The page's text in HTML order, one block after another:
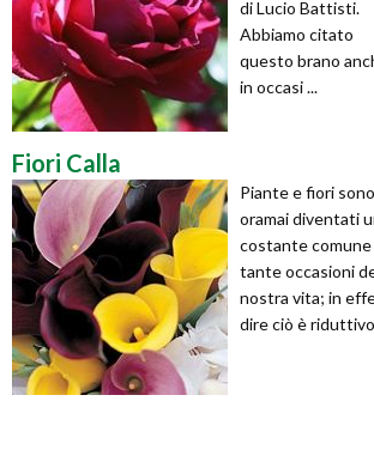
di Lucio Battisti.
Abbiamo citato
questo brano
in occasi ...
Fiori Calla
Piante e fiori sono
oramai diventati
costante comune
tante occasioni
nostra vita; in
dire ciò è